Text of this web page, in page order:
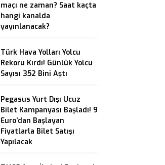
maçı ne zaman? Saat kaçta
hangi kanalda
yayınlanacak?
Türk Hava Yolları Yolcu
Rekoru Kırdı! Günlük Yolcu
Sayısı 352 Bini Aştı
Pegasus Yurt Dışı Ucuz
Bilet Kampanyası Başladı! 9
Euro’dan Başlayan
Fiyatlarla Bilet Satışı
Yapılacak